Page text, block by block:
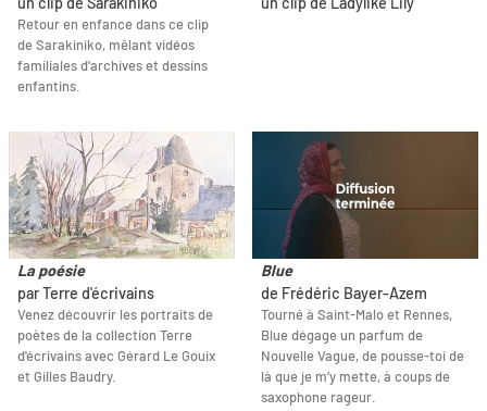
Retour en enfance dans ce clip
de Sarakiniko, mêlant vidéos
familiales d'archives et dessins
enfantins.
La poésie
par Terre d'écrivains
Venez découvrir les portraits de
poètes de la collection Terre
d'écrivains avec Gérard Le Gouix
et Gilles Baudry.
Blue
de Frédéric Bayer-Azem
Tourné à Saint-Malo et Rennes,
Blue dégage un parfum de
Nouvelle Vague, de pousse-toi de
là que je m’y mette, à coups de
saxophone rageur.